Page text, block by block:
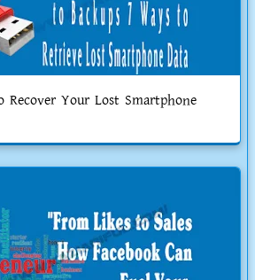
Recover Your Lost Smartphone